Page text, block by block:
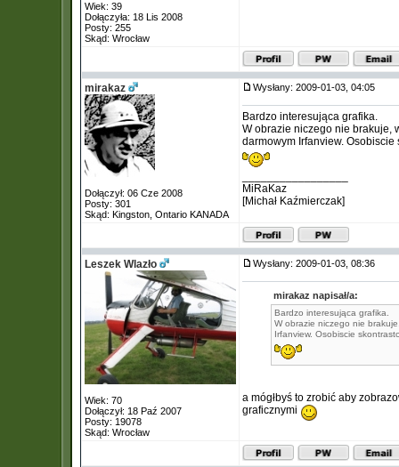
Wiek: 39
Dołączyła: 18 Lis 2008
Posty: 255
Skąd: Wrocław
mirakaz
Dołączył: 06 Cze 2008
Posty: 301
Skąd: Kingston, Ontario KANADA
Wysłany: 2009-01-03, 04:05
Bardzo interesująca grafika.
W obrazie niczego nie brakuje,
darmowym Irfanview. Osobiscie
MiRaKaz
[Michał Kaźmierczak]
Leszek Wlazło
Wiek: 70
Dołączył: 18 Paź 2007
Posty: 19078
Skąd: Wrocław
Wysłany: 2009-01-03, 08:36
mirakaz napisał/a:
Bardzo interesująca grafika.
W obrazie niczego nie
Irfanview. Osobiscie
a mógłbyś to zrobić aby
graficznymi